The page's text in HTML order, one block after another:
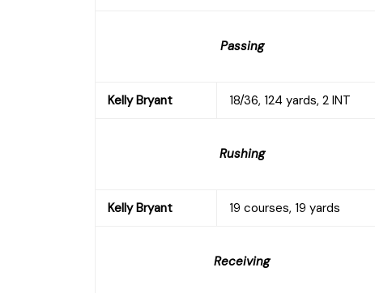
Passing
Kelly Bryant 18/36, 124 yards, 2 INT
Rushing
Kelly Bryant 19 courses, 19 yards
Receiving